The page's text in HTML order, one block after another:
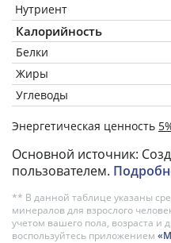
Нутриент
Калорийность
Белки
Жиры
Углеводы
Энергетическая ценность
Основной источник:
пользователем.
** В данной таблице указаны
минералов для взрослого
учетом вашего пола, возраста и
воспользуйтесь приложением